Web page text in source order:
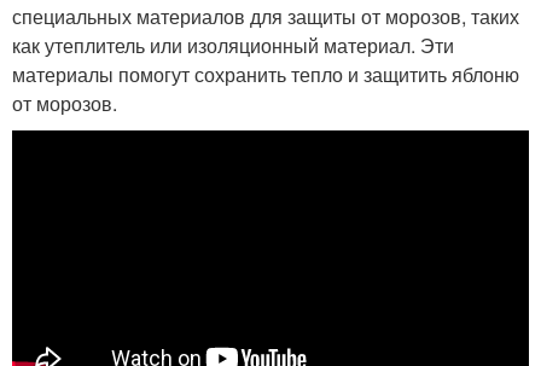
специальных материалов для защиты от морозов, таких
как утеплитель или изоляционный материал. Эти
материалы помогут сохранить тепло и защитить яблоню
от морозов.